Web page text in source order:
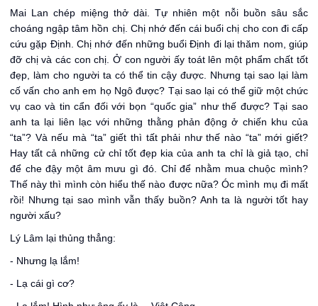
Mai Lan chép miệng thở dài. Tự nhiên một nỗi buồn sâu sắc
choáng ngập tâm hồn chị. Chị nhớ đến cái buổi chị cho con đi cấp
cứu gặp Định. Chị nhớ đến những buổi Định đi lại thăm nom, giúp
đỡ chị và các con chị. Ở con người ấy toát lên một phẩm chất tốt
đẹp, làm cho người ta có thể tin cậy được. Nhưng tại sao lại làm
cố vấn cho anh em họ Ngô được? Tại sao lại có thể giữ một chức
vụ cao và tin cẩn đối với bọn “quốc gia” như thế được? Tại sao
anh ta lại liên lạc với những thằng phản động ở chiến khu của
“ta”? Và nếu mà “ta” giết thì tất phải như thế nào “ta” mới giết?
Hay tất cả những cử chỉ tốt đẹp kia của anh ta chỉ là giả tạo, chỉ
để che đậy một âm mưu gì đó. Chỉ để nhằm mua chuộc mình?
Thế này thì mình còn hiểu thế nào được nữa? Óc mình mụ đi mất
rồi! Nhưng tại sao mình vẫn thấy buồn? Anh ta là người tốt hay
người xấu?
Lý Lâm lại thủng thẳng:
- Nhưng lạ lắm!
- Lạ cái gì cơ?